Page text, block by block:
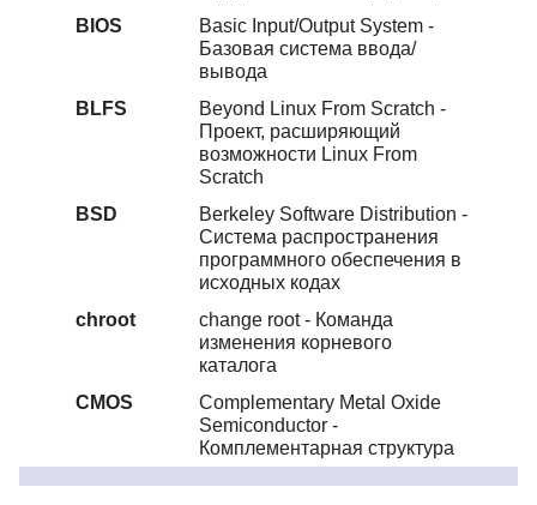
BIOS
Basic Input/Output System -
Базовая система ввода/
вывода
BLFS
Beyond Linux From Scratch -
Проект, расширяющий
возможности Linux From
Scratch
BSD
Berkeley Software Distribution -
Система распространения
программного обеспечения в
исходных кодах
chroot
change root - Команда
изменения корневого
каталога
CMOS
Complementary Metal Oxide
Semiconductor -
Комплементарная структура
металл-оксид-полупроводник